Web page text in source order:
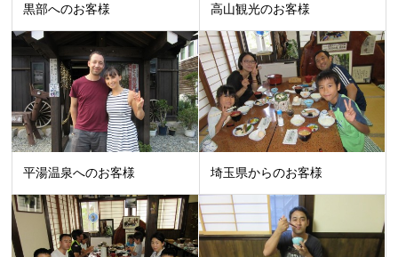
黒部へのお客様 高山観光のお客様
平湯温泉へのお客様 埼玉県からのお客様